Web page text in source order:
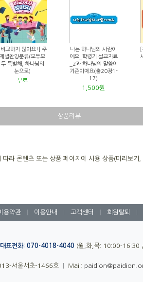
[비교하지 않아요!] 주
제별찬양분류(모두모
두 특별해, 하나님의
눈으로)
무료
나는 하나님의 사람이
에요_학령기 설교자료
_2과 하나님의 말씀이
기준이에요(출20장1-
17)
1,500원
상품리뷰
라 콘텐츠 또는 상품 페이지에 시용 상품(미리보
용약관 이용안내 고객센터 회원탈퇴
대표전화: 070-4018-4040 (월,화,목: 10:00-16:30
서울서초-1466호 Mail: